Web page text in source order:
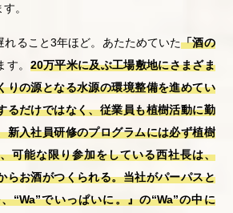
。
れること3年ほど。あたためていた「酒の
。 20万平米に及ぶ工場敷地にさまざま
りの源となる水源の環境整備を進めてい
るだけではなく、従業員も植樹活動に勤
新入社員研修のプログラムには必ず植樹
可能な限り参加をしている西社長は、
らお酒がつくられる。当社がパーパスと
“Wa”でいっぱいに。』の“Wa”の中に